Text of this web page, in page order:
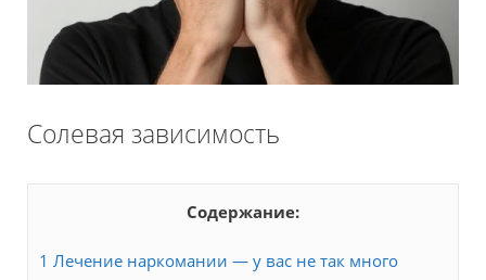
Солевая зависимость
Содержание:
1 Лечение наркомании — у вас не так много